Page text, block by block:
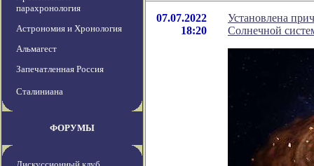
парахронология
Астрономия и Хронология
Альмагест
Запечатленная Россия
Сталиниана
ФОРУМЫ
07.07.2022
18:20
Установлена
Солнечной